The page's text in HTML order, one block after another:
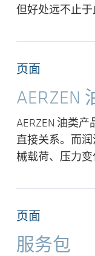
但好处远不止
页面
AERZEN
AERZEN 油类
直接关系。而
械载荷、压力
页面
服务包